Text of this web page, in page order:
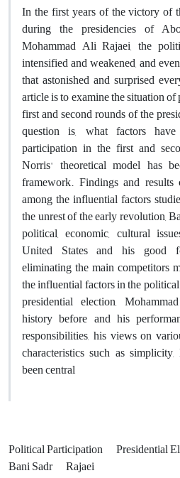
In the first years of the victory of
during the presidencies of
Mohammad Ali Rajaei, the
intensified and weakened, and
that astonished and surprised
article is to examine the situation
first and second rounds of the
question is, what factors
participation in the first and
Norris' theoretical model has
framework. Findings and
among the influential factors
the unrest of the early revolution,
political, economic, cultural
United States and his good
eliminating the main competitors
the influential factors in the
presidential election,
history before and his
responsibilities, his views on
characteristics such as
been central
Political Participation Presidential
Bani Sadr Rajaei